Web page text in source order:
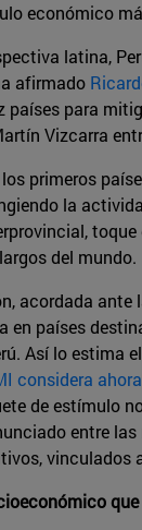
económico
latina,
afirmado
países para
Vizcarra
primeros
la
toque
del mundo.
acordada
en países
Así lo estima
considera ahora
de estímulo
entre
vinculados